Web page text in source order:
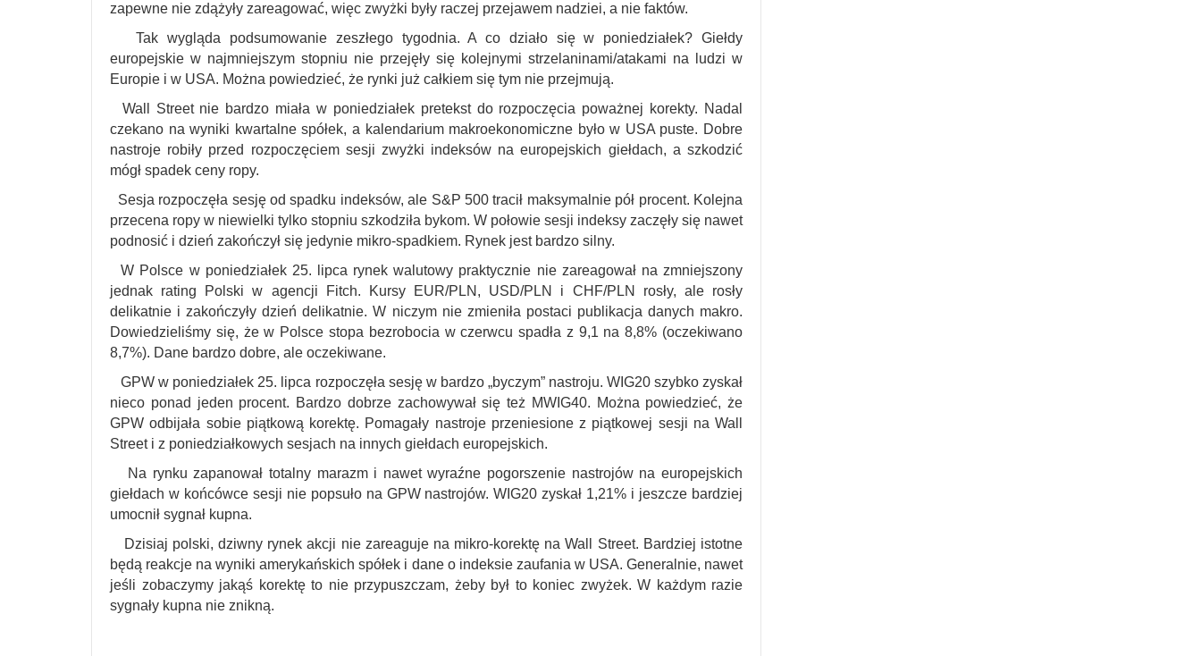
zapewne nie zdążyły zareagować, więc zwyżki były raczej przejawem nadziei, a nie faktów.
Tak wygląda podsumowanie zeszłego tygodnia. A co działo się w poniedziałek? Giełdy
europejskie w najmniejszym stopniu nie przejęły się kolejnymi strzelaninami/atakami na ludzi w
Europie i w USA. Można powiedzieć, że rynki już całkiem się tym nie przejmują.
Wall Street nie bardzo miała w poniedziałek pretekst do rozpoczęcia poważnej korekty. Nadal
czekano na wyniki kwartalne spółek, a kalendarium makroekonomiczne było w USA puste. Dobre
nastroje robiły przed rozpoczęciem sesji zwyżki indeksów na europejskich giełdach, a szkodzić
mógł spadek ceny ropy.
Sesja rozpoczęła sesję od spadku indeksów, ale S&P 500 tracił maksymalnie pół procent. Kolejna
przecena ropy w niewielki tylko stopniu szkodziła bykom. W połowie sesji indeksy zaczęły się nawet
podnosić i dzień zakończył się jedynie mikro-spadkiem. Rynek jest bardzo silny.
W Polsce w poniedziałek 25. lipca rynek walutowy praktycznie nie zareagował na zmniejszony
jednak rating Polski w agencji Fitch. Kursy EUR/PLN, USD/PLN i CHF/PLN rosły, ale rosły
delikatnie i zakończyły dzień delikatnie. W niczym nie zmieniła postaci publikacja danych makro.
Dowiedzieliśmy się, że w Polsce stopa bezrobocia w czerwcu spadła z 9,1 na 8,8% (oczekiwano
8,7%). Dane bardzo dobre, ale oczekiwane.
GPW w poniedziałek 25. lipca rozpoczęła sesję w bardzo „byczym” nastroju. WIG20 szybko zyskał
nieco ponad jeden procent. Bardzo dobrze zachowywał się też MWIG40. Można powiedzieć, że
GPW odbijała sobie piątkową korektę. Pomagały nastroje przeniesione z piątkowej sesji na Wall
Street i z poniedziałkowych sesjach na innych giełdach europejskich.
Na rynku zapanował totalny marazm i nawet wyraźne pogorszenie nastrojów na europejskich
giełdach w końcówce sesji nie popsuło na GPW nastrojów. WIG20 zyskał 1,21% i jeszcze bardziej
umocnił sygnał kupna.
Dzisiaj polski, dziwny rynek akcji nie zareaguje na mikro-korektę na Wall Street. Bardziej istotne
będą reakcje na wyniki amerykańskich spółek i dane o indeksie zaufania w USA. Generalnie, nawet
jeśli zobaczymy jakąś korektę to nie przypuszczam, żeby był to koniec zwyżek. W każdym razie
sygnały kupna nie znikną.